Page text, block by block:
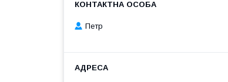
Петр